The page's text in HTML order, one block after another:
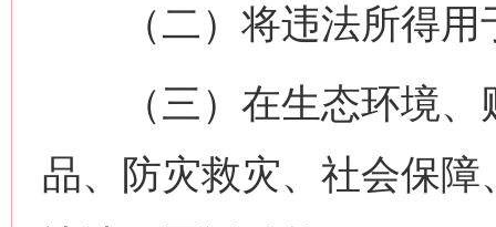
（二）将违法所得用
（三）在生态环境、
品、防灾救灾、社会保